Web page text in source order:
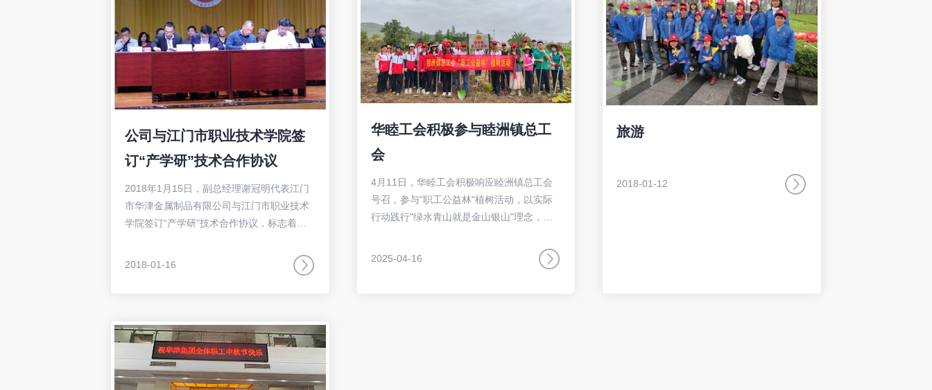
公司与江门市职业技术学院签
订“产学研”技术合作协议
2018年1月15日，副总经理谢冠明代表江门
市华津金属制品有限公司与江门市职业技术
学院签订“产学研”技术合作协议，标志着我
教育机构的师资及技术力量，以校际合作为
基础，以校企合作为依托，我司将培养或吸
2018-01-16
华睦工会积极参与睦洲镇总工
会
4月11日，华睦工会积极响应睦洲镇总工会
号召，参与"职工公益林"植树活动，以实际
行动践行"绿水青山就是金山银山"理念，助
2025-04-16
旅游
2018-01-12